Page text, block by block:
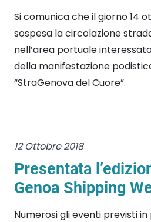
Si comunica che il giorno 14
sospesa la circolazione
nell’area portuale
della manifestazione
“StraGenova del Cuore”.
12 Ottobre 2018
Presentata
Genoa Shipping
Numerosi gli eventi previsti